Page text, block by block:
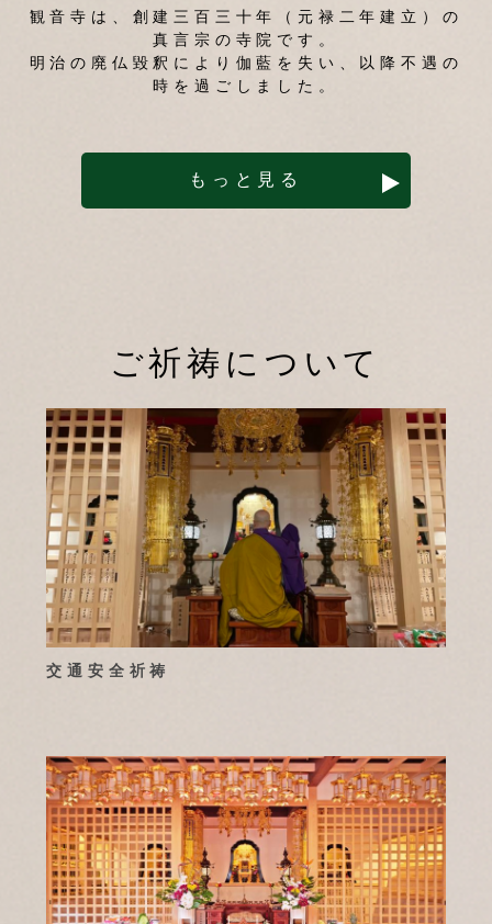
観音寺は、創建三百三十年（元禄二年建立）の
真言宗の寺院です。
明治の廃仏毀釈により伽藍を失い、以降不遇の
時を過ごしました。
もっと見る
ご祈祷について
交通安全祈祷